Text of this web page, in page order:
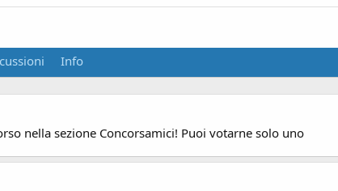
Info
nella sezione Concorsamici! Puoi votarne solo uno